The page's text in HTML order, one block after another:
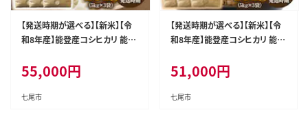
【発送時期が選べる】【新米】【令
和8年産】能登産コシヒカリ 能登
26年10月～発送
55,000円
七尾市
【発送時期が選べる】【新米】【令
和8年産】能登産コシヒカリ 能登
26年10月～発送
51,000円
七尾市